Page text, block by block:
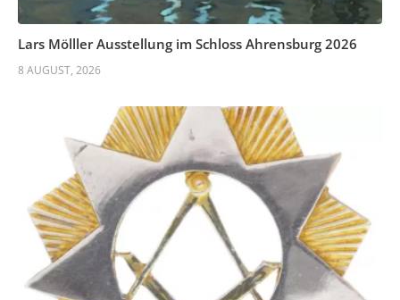
Lars Mölller Ausstellung im Schloss Ahrensburg 2026
8 AUGUST, 2026